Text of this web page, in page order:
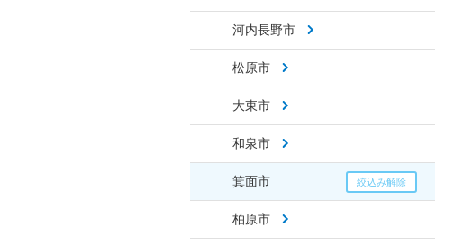
河内長野市
松原市
大東市
和泉市
箕面市
柏原市